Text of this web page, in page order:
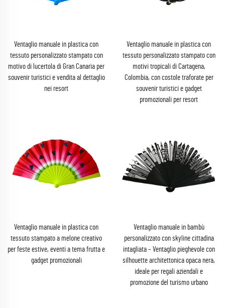
Ventaglio manuale in plastica con
tessuto personalizzato stampato con
motivo di lucertola di Gran Canaria per
souvenir turistici e vendita al dettaglio
nei resort
Ventaglio manuale in plastica con
tessuto personalizzato stampato con
motivi tropicali di Cartagena,
Colombia, con costole traforate per
souvenir turistici e gadget
promozionali per resort
Ventaglio manuale in plastica con
tessuto stampato a melone creativo
per feste estive, eventi a tema frutta e
gadget promozionali
Ventaglio manuale in bambù
personalizzato con skyline cittadina
intagliata – Ventaglio pieghevole con
silhouette architettonica opaca nera,
ideale per regali aziendali e
promozione del turismo urbano